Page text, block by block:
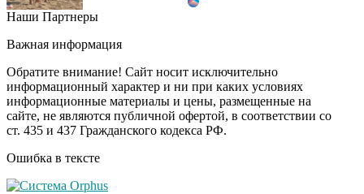
Ролик длится
смеяться вы будете
i
Королева вагона
отожгла! Видео не
оставит равнодушным
Наши Партнеры
Важная информация
Обратите внимание! Сайт носит исключительно
информационный характер и ни при каких условиях
информационные материалы и цены, размещенные на
сайте, не являются публичной офертой, в соответствии со
ст. 435 и 437 Гражданского кодекса РФ.
Ошибка в тексте